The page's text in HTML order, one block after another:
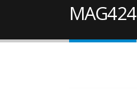
MAG424